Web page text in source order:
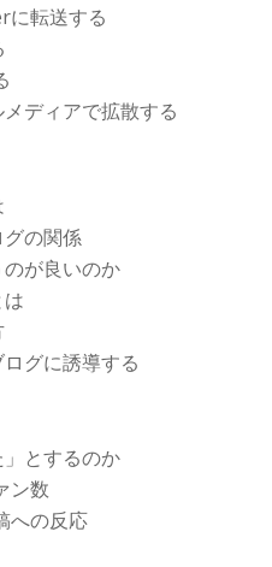
転送する
ディアで拡散する
の関係
が良いのか
グに誘導する
とするのか
ン数
への反応